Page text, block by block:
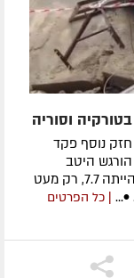
נוסף פקד
היטב
בישראל. עוצמתו של הרעש שאירע בצהריים הייתה 7.7, רק מעט
| כל הפרטים